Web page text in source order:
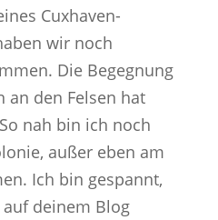
Cuxhaven-
wir noch
Die Begegnung
an den Felsen hat
nah bin ich noch
außer eben am
Ich bin gespannt,
deinem Blog